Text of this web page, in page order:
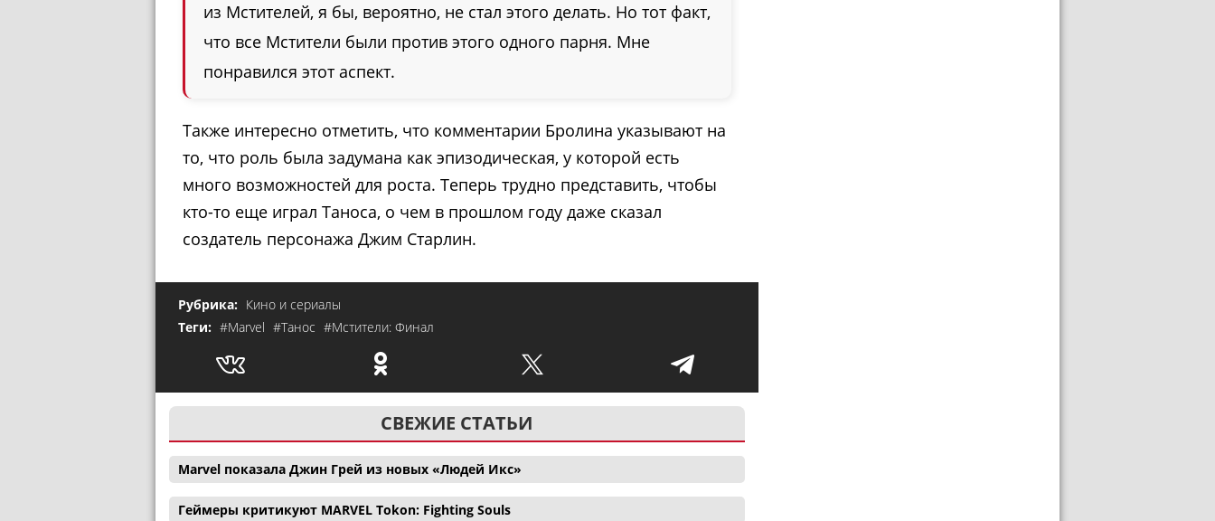
из Мстителей, я бы, вероятно, не стал этого делать. Но тот факт,
что все Мстители были против этого одного парня. Мне
понравился этот аспект.
Также интересно отметить, что комментарии Бролина указывают на
то, что роль была задумана как эпизодическая, у которой есть
много возможностей для роста. Теперь трудно представить, чтобы
кто-то еще играл Таноса, о чем в прошлом году даже сказал
создатель персонажа Джим Старлин.
Рубрика: Кино и сериалы
Теги: #Marvel #Танос #Мстители: Финал
СВЕЖИЕ СТАТЬИ
Marvel показала Джин Грей из новых «Людей Икс»
Геймеры критикуют MARVEL Tokon: Fighting Souls